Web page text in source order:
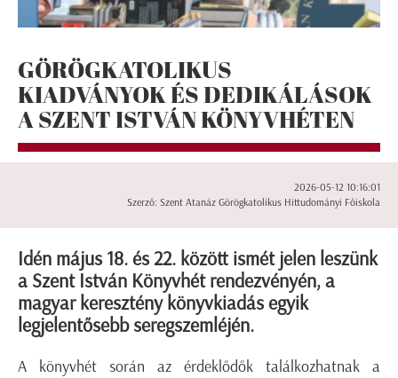
GÖRÖGKATOLIKUS
KIADVÁNYOK ÉS DEDIKÁLÁSOK
A SZENT ISTVÁN KÖNYVHÉTEN
2026-05-12 10:16:01
Szerző: Szent Atanáz Görögkatolikus Hittudományi Főiskola
Idén május 18. és 22. között ismét jelen leszünk
a Szent István Könyvhét rendezvényén, a
magyar keresztény könyvkiadás egyik
legjelentősebb seregszemléjén.
A könyvhét során az érdeklődők találkozhatnak a